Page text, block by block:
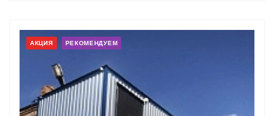
АКЦИЯ РЕКОМЕНДУЕМ